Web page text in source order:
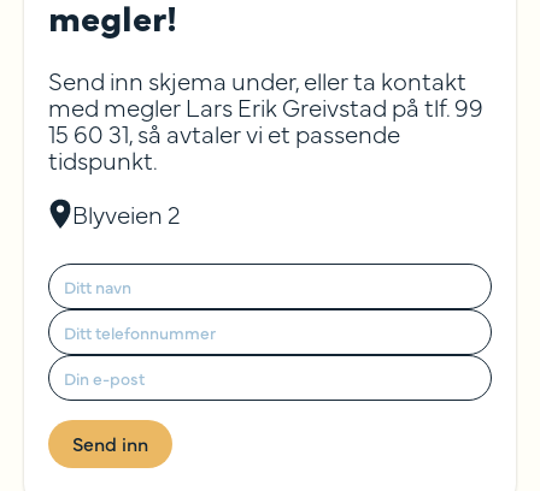
megler!
Send inn skjema under, eller ta kontakt
med megler Lars Erik Greivstad på tlf. 99
15 60 31, så avtaler vi et passende
tidspunkt.
Blyveien 2